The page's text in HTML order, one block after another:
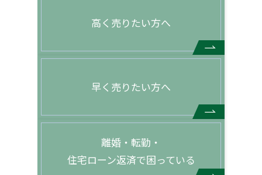
高く売りたい方へ
早く売りたい方へ
離婚・転勤・
住宅ローン返済で困っている